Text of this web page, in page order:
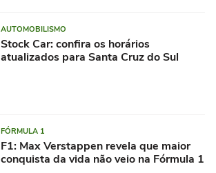
AUTOMOBILISMO
Stock Car: confira os horários
atualizados para Santa Cruz do Sul
FÓRMULA 1
F1: Max Verstappen revela que maior
conquista da vida não veio na Fórmula 1